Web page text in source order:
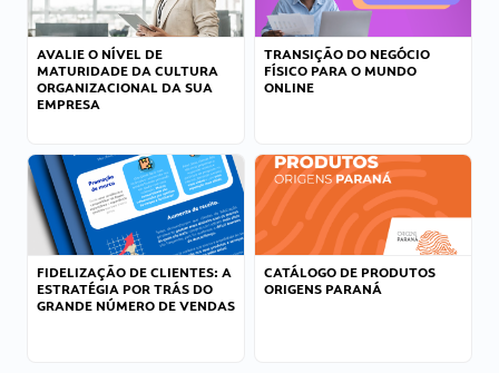
AVALIE O NÍVEL DE
MATURIDADE DA CULTURA
ORGANIZACIONAL DA SUA
EMPRESA
TRANSIÇÃO DO NEGÓCIO
FÍSICO PARA O MUNDO
ONLINE
FIDELIZAÇÃO DE CLIENTES: A
ESTRATÉGIA POR TRÁS DO
GRANDE NÚMERO DE VENDAS
CATÁLOGO DE PRODUTOS
ORIGENS PARANÁ